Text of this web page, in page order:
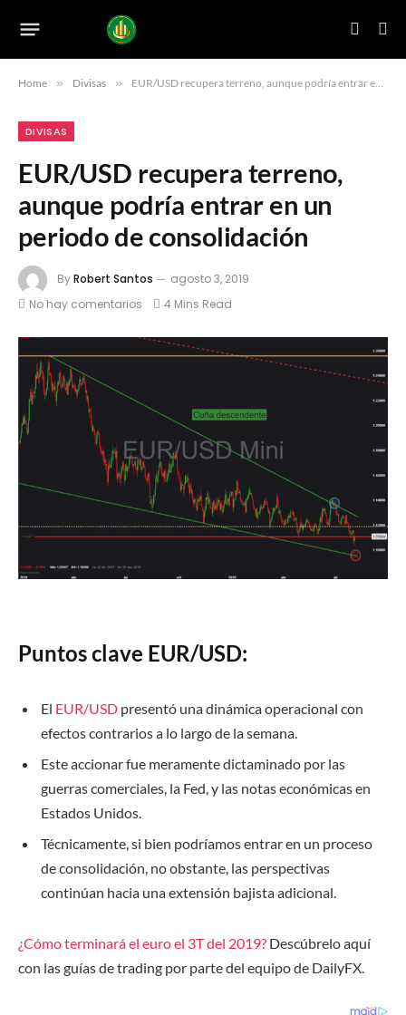
Home » Divisas » EUR/USD recupera terreno, aunque podría entrar en un periodo de consolidación
DIVISAS
EUR/USD recupera terreno,
aunque podría entrar en un
periodo de consolidación
ByRobert Santos
agosto 3, 2019
No hay comentarios
4 Mins Read
Puntos clave EUR/USD:
El EUR/USD presentó una dinámica operacional con
efectos contrarios a lo largo de la semana.
Este accionar fue meramente dictaminado por las
guerras comerciales, la Fed, y las notas económicas en
Estados Unidos.
Técnicamente, si bien podríamos entrar en un proceso
de consolidación, no obstante, las perspectivas
continúan hacia una extensión bajista adicional.
¿Cómo terminará el euro el 3T del 2019? Descúbrelo aquí
con las guías de trading por parte del equipo de DailyFX.